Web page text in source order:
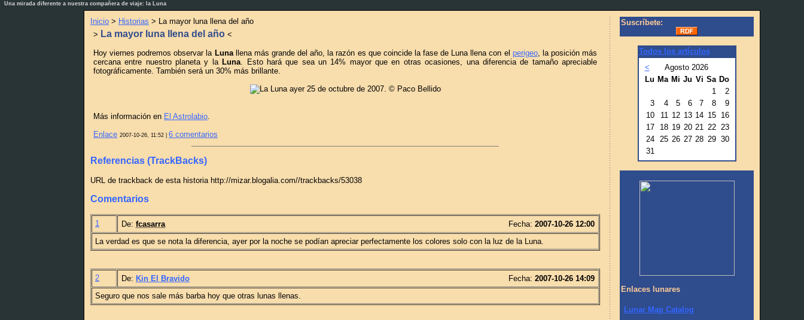
Una mirada diferente a nuestra compañera de viaje: la Luna
Inicio > Historias > La mayor luna llena del año
> La mayor luna llena del año <
Hoy viernes podremos observar la Lunallena más grande del año, la razón es que coincide la fase de Luna llena con el perigeo, la posición más
cercana entre nuestro planeta y la Luna. Esto hará que sea un 14% mayor que en otras ocasiones, una diferencia de tamaño apreciable
fotográficamente. También será un 30% más brillante.
Más información en El Astrolabio.
Enlace 2007-10-26, 11:52 | 6 comentarios
Referencias (TrackBacks)
URL de trackback de esta historia http://mizar.blogalia.com//trackbacks/53038
Comentarios
1 De: fcasarra Fecha: 2007-10-26 12:00
La verdad es que se nota la diferencia, ayer por la noche se podían apreciar perfectamente los colores solo con la luz de la Luna.
2 De: Kin El Bravido Fecha: 2007-10-26 14:09
Seguro que nos sale más barba hoy que otras lunas llenas.
Suscríbete:
Todos los artículos
<
Agosto 2026
Lu Ma Mi Ju Vi Sa Do
1
2
3
4 5 6 7 8
9
10
11 12 13 14 15
16
17
18 19 20 21 22 23
24
25 26 27 28 29 30
31
Enlaces lunares
Lunar Map Catalog